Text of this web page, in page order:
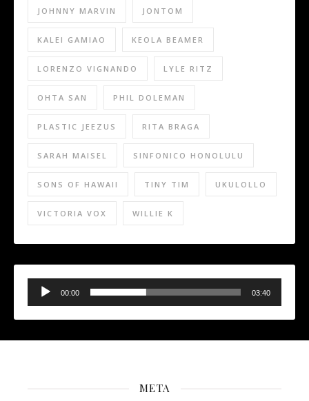
JOHNNY MARVIN JONTOM
KALEI GAMIAO KEOLA BEAMER
LORENZO VIGNANDO LYLE RITZ
OHTA SAN PHIL DOLEMAN
PLASTIC JEEZUS RITA BRAGA
SARAH MAISEL SINFONICO HONOLULU
SONS OF HAWAII TINY TIM UKULOLLO
VICTORIA VOX WILLIE K
Audio
Player
00:00 03:40
META